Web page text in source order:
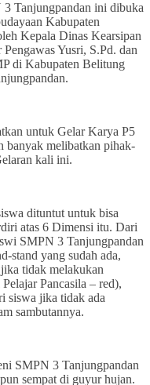
3 Tanjungpandan ini dibuka
Kabupaten
Kepala Dinas Kearsipan
Yusri, S.Pd. dan
di Kabupaten Belitung
untuk Gelar Karya P5
banyak melibatkan pihak-
kali ini.
dituntut untuk bisa
atas 6 Dimensi itu. Dari
SMPN 3 Tanjungpandan
stand yang sudah ada,
tidak melakukan
Pancasila – red),
siswa jika tidak ada
sambutannya.
SMPN 3 Tanjungpandan
sempat di guyur hujan.